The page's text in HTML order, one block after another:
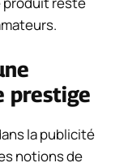
prestige
la publicité
notions de